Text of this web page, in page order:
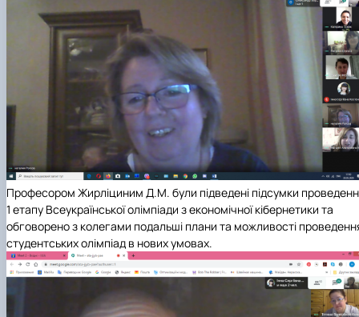
Професором Жирліциним Д.М. були підведені підсумки
1 етапу Всеукраїнської олімпіади з економічної кібернетики та
обговорено з колегами подальші плани та можливості
студентських олімпіад в нових умовах.